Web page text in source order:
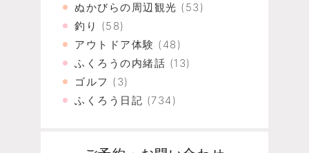
ぬかびらの周辺観光 (53)
釣り (58)
アウトドア体験 (48)
ふくろうの内緒話 (13)
ゴルフ (3)
ふくろう日記 (734)